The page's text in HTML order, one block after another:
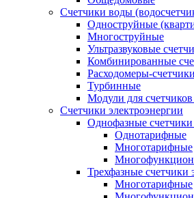
Счетчики воды
Одноструйные
Многоструйные
Ультразвуковые
Комбинированные
Расходомеры-
Турбинные
Модули для
Счетчики электроэнергии
Однофазные счетчики
Однотарифные
Многотарифные
Трехфазные счетчики
Многотарифные